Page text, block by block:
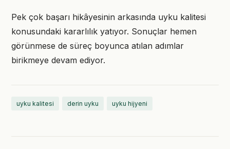
Pek çok başarı hikâyesinin arkasında uyku kalitesi
konusundaki kararlılık yatıyor. Sonuçlar hemen
görünmese de süreç boyunca atılan adımlar
birikmeye devam ediyor.
uyku kalitesi derin uyku uyku hijyeni